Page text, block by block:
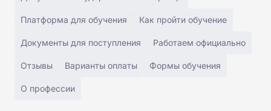
Платформа для обучения Как пройти обучение
Документы для поступления Работаем официально
Отзывы Варианты оплаты Формы обучения
О профессии